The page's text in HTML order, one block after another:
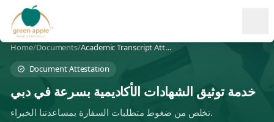
Home/Documents/
Academic Transcript Attestation
Document Attestation
خدمة توثيق الشهادات الأكاديمية بسرعة في دبي
تخلص من ضغوط متطلبات السفارة بمساعدتنا الخبراء.